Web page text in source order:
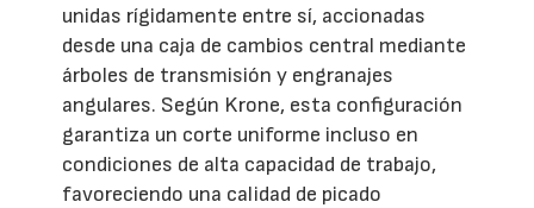
unidas rígidamente entre sí, accionadas
desde una caja de cambios central mediante
árboles de transmisión y engranajes
angulares. Según Krone, esta configuración
garantiza un corte uniforme incluso en
condiciones de alta capacidad de trabajo,
favoreciendo una calidad de picado